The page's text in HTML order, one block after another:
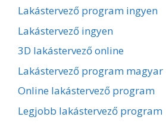
Lakástervező program ingyen
Lakástervező ingyen
3D lakástervező online
Lakástervező program magyar
Online lakástervező program
Legjobb lakástervező program